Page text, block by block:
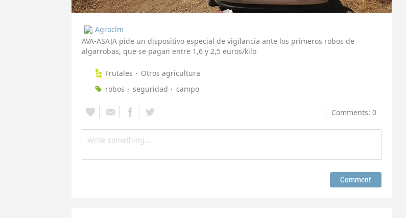
Agroclm
AVA-ASAJA pide un dispositivo especial de vigilancia ante los primeros robos de
algarrobas, que se pagan entre 1,6 y 2,5 euros/kilo
Frutales
Otros agricultura
robos
seguridad campo
Comments: 0